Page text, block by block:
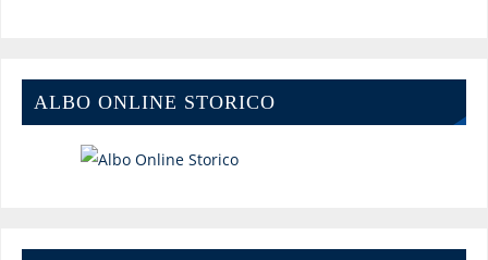
ALBO ONLINE STORICO